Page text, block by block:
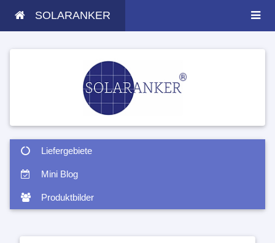
SOLARANKER
Liefergebiete
Mini Blog
Produktbilder